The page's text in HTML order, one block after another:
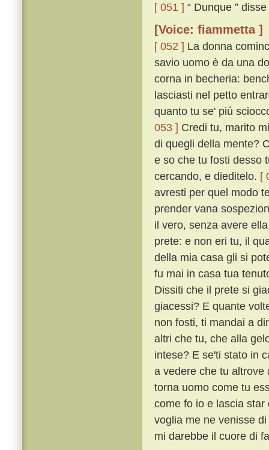
[ 051 ] “ Dunque ”
[Voice: fiammetta ]
[ 052 ] La donna
savio uomo è da una
corna in becheria:
lasciasti nel petto
quanto tu se' piú
053 ] Credi tu, marito
di quegli della mente?
e so che tu fosti desso
cercando, e dieditelo. [
avresti per quel modo
prender vana
il vero, senza avere
prete: e non eri tu, il
della mia casa gli si
fu mai in casa tua
Dissiti che il prete si
giacessi? E quante
non fosti, ti mandai a
altri che tu, che alla
intese? E se'ti stato in
a vedere che tu
torna uomo come tu
come fo io e lascia
voglia me ne venisse
mi darebbe il cuore di